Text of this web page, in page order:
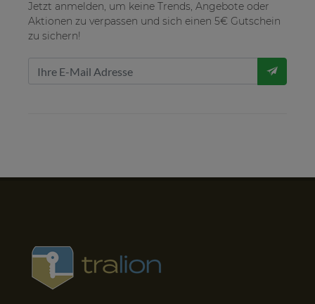
Jetzt anmelden, um keine Trends, Angebote oder
Aktionen zu verpassen und sich einen 5€ Gutschein
zu sichern!